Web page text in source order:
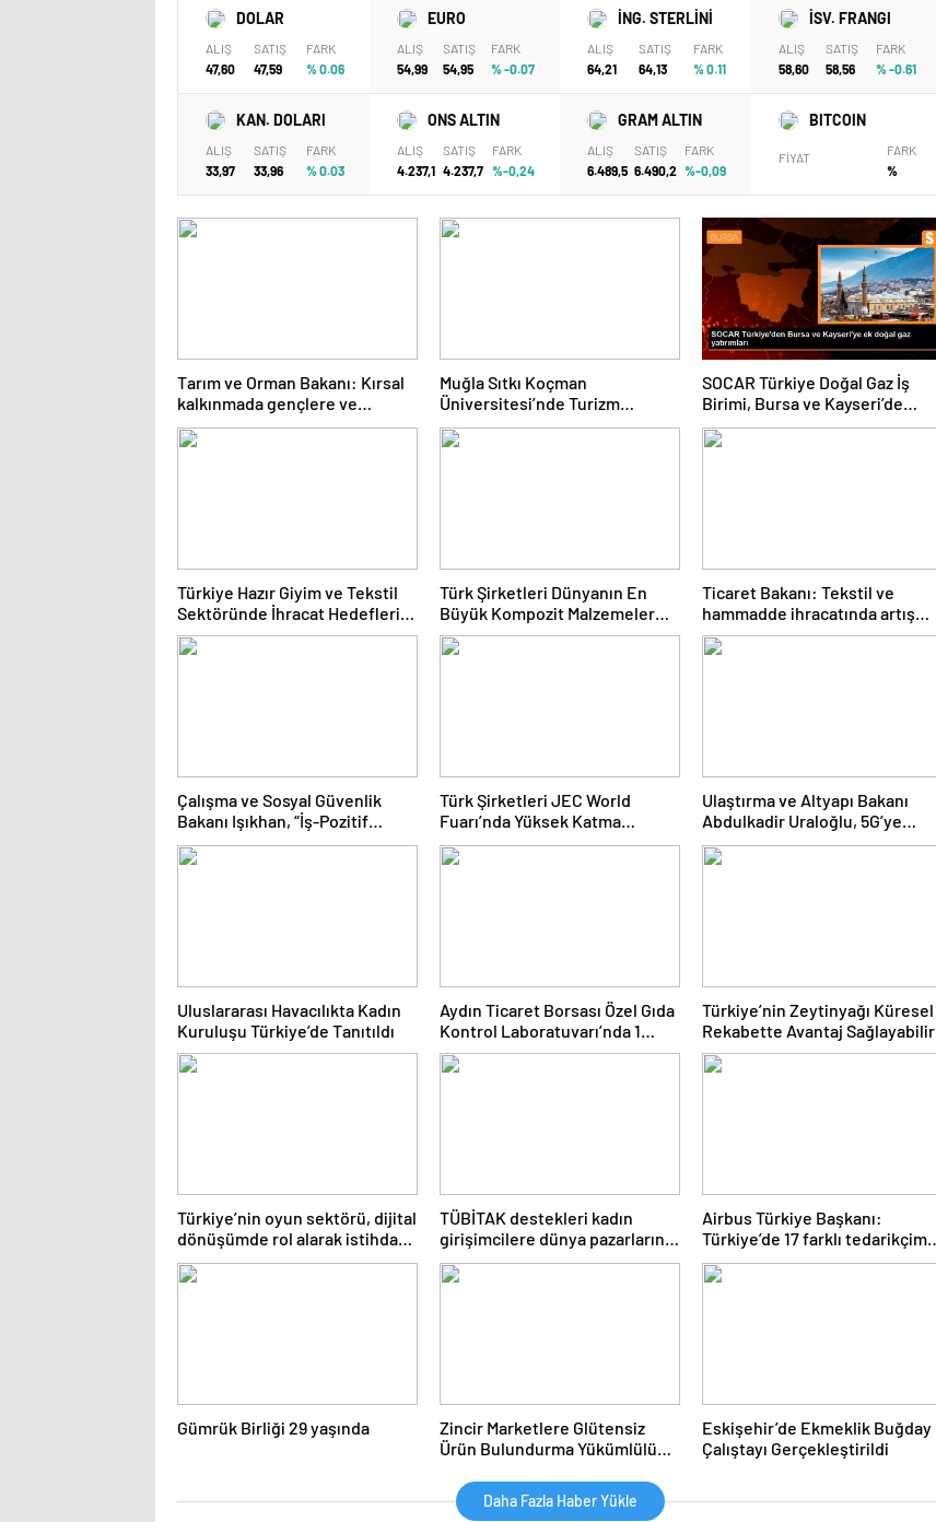
DOLAR
ALIŞ
47,60
SATIŞ
47,59
FARK
% 0.06
EURO
ALIŞ
54,99
SATIŞ
54,95
FARK
% -0.07
İNG. STERLİNİ
ALIŞ
64,21
SATIŞ
64,13
FARK
% 0.11
İSV. FRANGI
ALIŞ
58,60
SATIŞ
58,56
FARK
% -0.61
KAN. DOLARI
ALIŞ
33,97
SATIŞ
33,96
FARK
% 0.03
ONS ALTIN
ALIŞ
4.237,1
SATIŞ
4.237,7
FARK
%-0,24
GRAM ALTIN
ALIŞ
6.489,5
SATIŞ
6.490,2
FARK
%-0,09
BITCOIN
FİYAT
FARK
%
Tarım ve Orman Bakanı: Kırsal
kalkınmada gençlere ve
kadınlara pozitif ayrımcılık
yapıyoruz
Muğla Sıtkı Koçman
Üniversitesi’nde Turizm
Sektörü ve Öğrenciler Buluştu
SOCAR Türkiye Doğal Gaz İş
Birimi, Bursa ve Kayseri’de
Şebeke Uzunluğunu Artıracak
Türkiye Hazır Giyim ve Tekstil
Sektöründe İhracat Hedeflerini
Açıkladı
Türk Şirketleri Dünyanın En
Büyük Kompozit Malzemeler
Fuarında
Ticaret Bakanı: Tekstil ve
hammadde ihracatında artış
var
Çalışma ve Sosyal Güvenlik
Bakanı Işıkhan, “İş-Pozitif
Adana Tanıtım Programı”nda
konuştu Açıklaması
Türk Şirketleri JEC World
Fuarı’nda Yüksek Katma
Değerli Mühendislik
Çözümlerini Sergiliyor
Ulaştırma ve Altyapı Bakanı
Abdulkadir Uraloğlu, 5G’ye
2026’da geçileceğini belirtti
Uluslararası Havacılıkta Kadın
Kuruluşu Türkiye’de Tanıtıldı
Aydın Ticaret Borsası Özel Gıda
Kontrol Laboratuvarı’nda 1
Yılda 4 Bin 180 Zeytinyağı
Analizi Gerçekleştirildi
Türkiye’nin Zeytinyağı Küresel
Rekabette Avantaj Sağlayabilir
Türkiye’nin oyun sektörü, dijital
dönüşümde rol alarak istihdamı
artırdı
TÜBİTAK destekleri kadın
girişimcilere dünya pazarlarının
kapılarını açıyor
Airbus Türkiye Başkanı:
Türkiye’de 17 farklı tedarikçimiz
bulunuyor
Gümrük Birliği 29 yaşında
Zincir Marketlere Glütensiz
Ürün Bulundurma Yükümlülüğü
Eskişehir’de Ekmeklik Buğday
Çalıştayı Gerçekleştirildi
Daha Fazla Haber Yükle